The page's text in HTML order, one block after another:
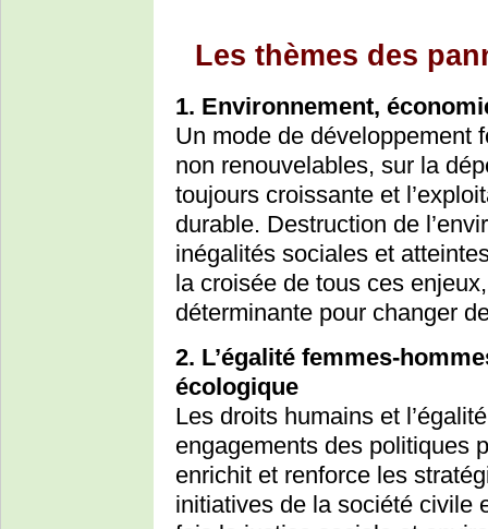
Les thèmes des
1. Environnement,
Un mode de développement
non renouvelables, sur la
toujours croissante et
durable. Destruction de
inégalités sociales et
la croisée de tous ces
déterminante pour changer
2. L’égalité femmes-
écologique
Les droits humains et
engagements des politiques
enrichit et renforce les
initiatives de la société civile